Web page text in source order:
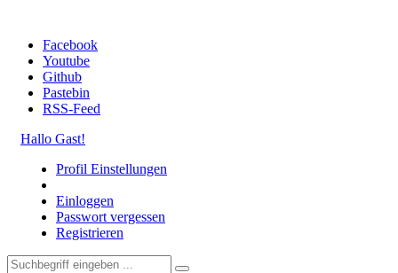
Facebook
Youtube
Github
Pastebin
RSS-Feed
Hallo Gast!
Profil Einstellungen
Einloggen
Passwort vergessen
Registrieren